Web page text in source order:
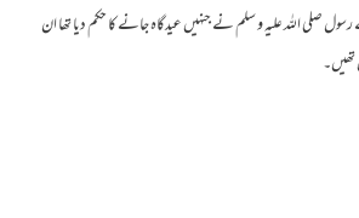
اللہ علیہ و سلم نے جنہیں عیدگاہ جانے کا حکم دیا تھا ان